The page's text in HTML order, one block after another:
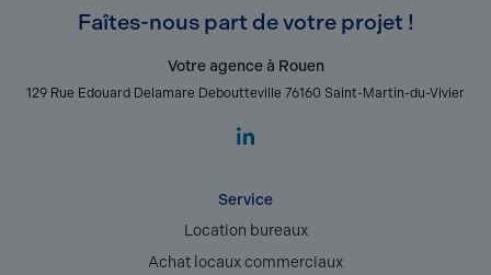
Faîtes-nous part de votre projet !
Votre agence à Rouen
129 Rue Edouard Delamare Deboutteville 76160 Saint-Martin-du-Vivier
Service
Location bureaux
Achat locaux commerciaux